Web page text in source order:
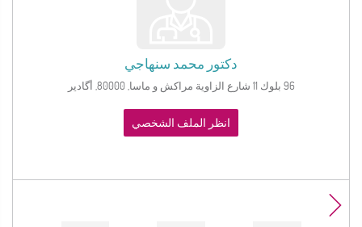
دكتور محمد سنهاجي
96 بلوك 11 شارع الزاوية مراكش و ماسا, 80000, أگادير
انظر الملف الشخصي